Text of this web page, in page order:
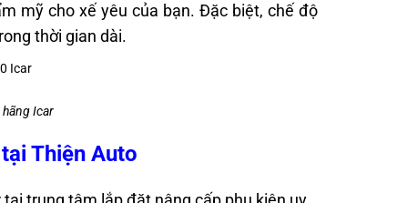
mỹ cho xế yêu của bạn. Đặc biệt, chế độ
thời gian dài.
hãng Icar
Thiện Auto